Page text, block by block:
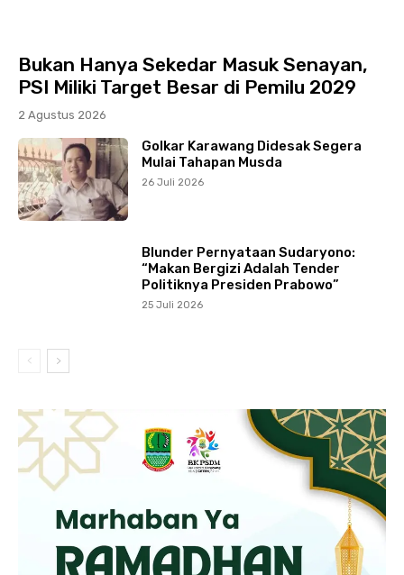
Bukan Hanya Sekedar Masuk Senayan,
PSI Miliki Target Besar di Pemilu 2029
2 Agustus 2026
Golkar Karawang Didesak Segera
Mulai Tahapan Musda
26 Juli 2026
Blunder Pernyataan Sudaryono:
“Makan Bergizi Adalah Tender
Politiknya Presiden Prabowo”
25 Juli 2026